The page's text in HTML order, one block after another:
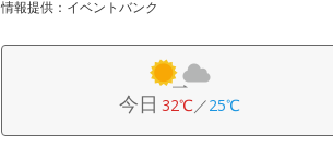
情報提供：イベントバンク
今日 32℃／25℃